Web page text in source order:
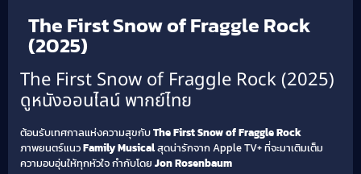
The First Snow of Fraggle Rock
(2025)
The First Snow of Fraggle Rock (2025)
ดูหนังออนไลน์ พากย์ไทย
ต้อนรับเทศกาลแห่งความสุขกับThe First Snow of Fraggle Rock
ภาพยนตร์แนวFamily Musicalสุดน่ารักจาก Apple TV+ ที่จะมาเติมเต็ม
ความอบอุ่นให้ทุกหัวใจ กำกับโดย Jon Rosenbaum